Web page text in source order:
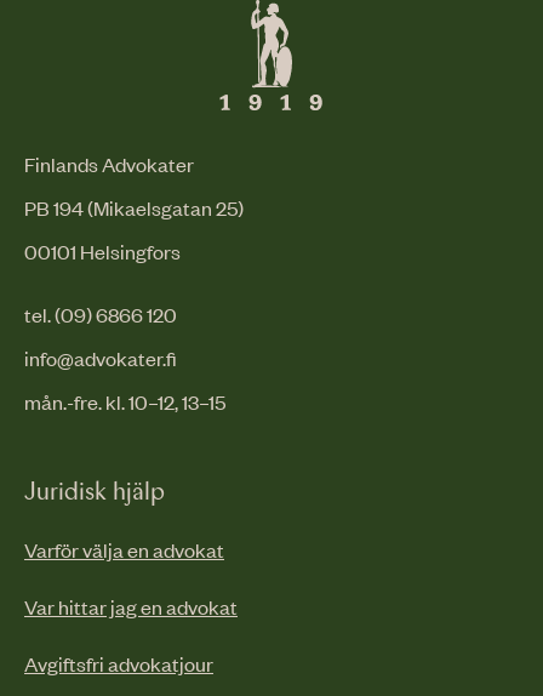
Finlands Advokater
PB 194 (Mikaelsgatan 25)
00101 Helsingfors
tel. (09) 6866 120
info@advokater.fi
mån.-fre. kl. 10–12, 13–15
Juridisk hjälp
Varför välja en advokat
Var hittar jag en advokat
Avgiftsfri advokatjour